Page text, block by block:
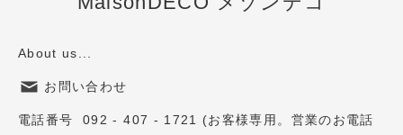
About us...
お問い合わせ
電話番号 092 - 407 - 1721 (お客様専用。営業のお電話